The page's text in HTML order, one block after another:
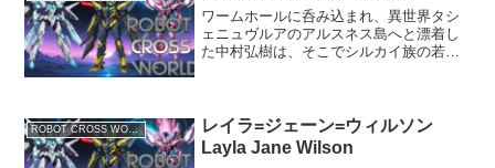
ワームホールに呑み込まれ、異世界タシ
ェニュヴルアのアルスネス島へと漂着し
た中村弘樹は、そこでシルカイ族の若き
し、レイヴンの妹セリーナ...
ROBOT CROSS WORLD
レイラ=ジェーン=ウィルソン
Layla Jane Wilson